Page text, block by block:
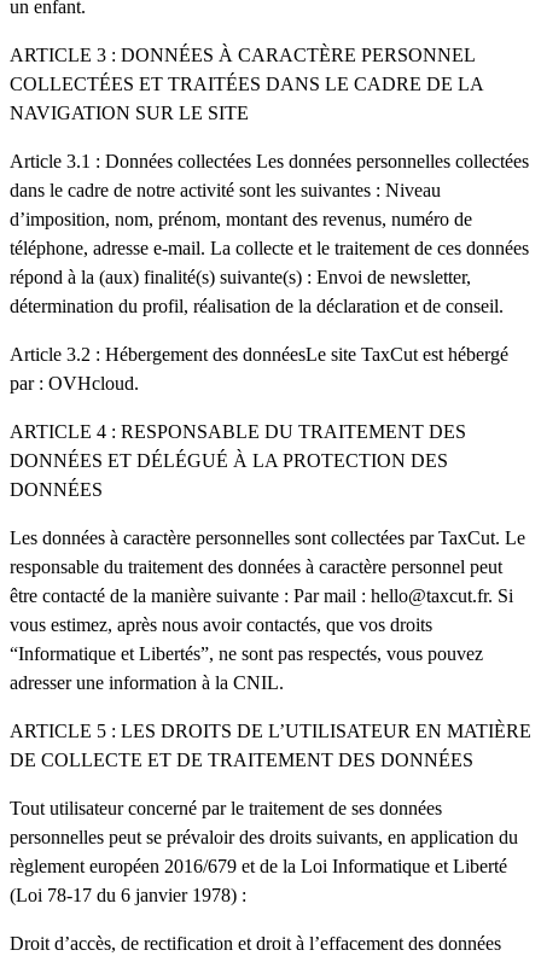
un enfant.
ARTICLE 3 : DONNÉES À CARACTÈRE PERSONNEL
COLLECTÉES ET TRAITÉES DANS LE CADRE DE LA
NAVIGATION SUR LE SITE
Article 3.1 : Données collectées Les données personnelles collectées
dans le cadre de notre activité sont les suivantes : Niveau
d’imposition, nom, prénom, montant des revenus, numéro de
téléphone, adresse e-mail. La collecte et le traitement de ces données
répond à la (aux) finalité(s) suivante(s) : Envoi de newsletter,
détermination du profil, réalisation de la déclaration et de conseil.
Article 3.2 : Hébergement des donnéesLe site TaxCut est hébergé
par : OVHcloud.
ARTICLE 4 : RESPONSABLE DU TRAITEMENT DES
DONNÉES ET DÉLÉGUÉ À LA PROTECTION DES
DONNÉES
Les données à caractère personnelles sont collectées par TaxCut. Le
responsable du traitement des données à caractère personnel peut
être contacté de la manière suivante : Par mail : hello@taxcut.fr. Si
vous estimez, après nous avoir contactés, que vos droits
“Informatique et Libertés”, ne sont pas respectés, vous pouvez
adresser une information à la CNIL.
ARTICLE 5 : LES DROITS DE L’UTILISATEUR EN MATIÈRE
DE COLLECTE ET DE TRAITEMENT DES DONNÉES
Tout utilisateur concerné par le traitement de ses données
personnelles peut se prévaloir des droits suivants, en application du
règlement européen 2016/679 et de la Loi Informatique et Liberté
(Loi 78-17 du 6 janvier 1978) :
Droit d’accès, de rectification et droit à l’effacement des données